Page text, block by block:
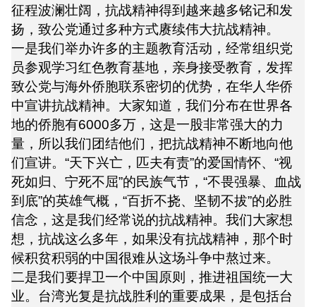
征程波澜壮阔，抗战精神得到越来越多铭记和发
扬，致公党通过多种方式赓续伟大抗战精神。
一是我们举办许多的主题教育活动，经常组织党
员参观学习红色教育基地，亲身接受教育，发挥
致公党与海外侨胞联系密切的优势，在华人华侨
中宣讲抗战精神。大家知道，我们分布在世界各
地的侨胞有6000多万，这是一股非常强大的力
量，所以我们团结他们，把抗战精神不断地向他
们宣讲。“天下兴亡，匹夫有责”的爱国情怀、“视
死如归、宁死不屈”的民族气节，“不畏强暴、血战
到底”的英雄气概，“百折不挠、坚韧不拔”的必胜
信念，这是我们经常说的抗战精神。我们大家想
想，抗战这么多年，如果没有抗战精神，那个时
候积贫积弱的中国很难从这场斗争中熬过来。
二是我们要捍卫一个中国原则，推进祖国统一大
业。台湾光复是抗战胜利的重要成果，是包括台